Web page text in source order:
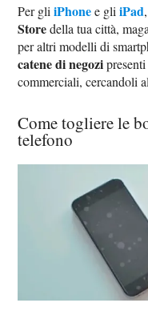
Per gliiPhonee gliiPad
Storedella tua città,
per altri modelli di
catene di negozi
commerciali, cercandoli
Come togliere le
telefono